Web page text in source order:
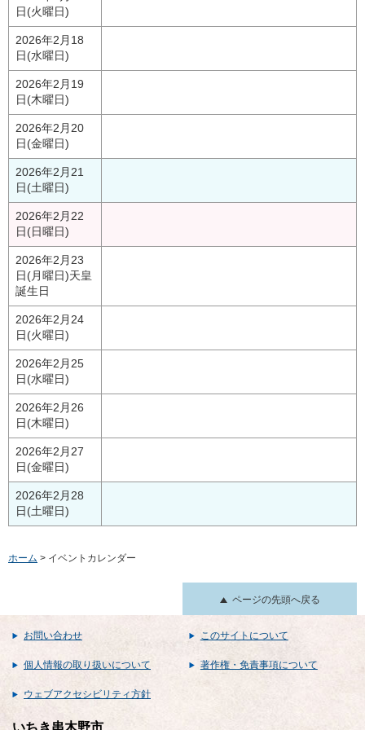
日(火曜日)
2026年2月18
日(水曜日)
2026年2月19
日(木曜日)
2026年2月20
日(金曜日)
2026年2月21
日(土曜日)
2026年2月22
日(日曜日)
2026年2月23
日(月曜日)天皇
誕生日
2026年2月24
日(火曜日)
2026年2月25
日(水曜日)
2026年2月26
日(木曜日)
2026年2月27
日(金曜日)
2026年2月28
日(土曜日)
ホーム > イベントカレンダー
ページの先頭へ戻る
お問い合わせ このサイトについて
個人情報の取り扱いについて 著作権・免責事項について
ウェブアクセシビリティ方針
いちき串木野市